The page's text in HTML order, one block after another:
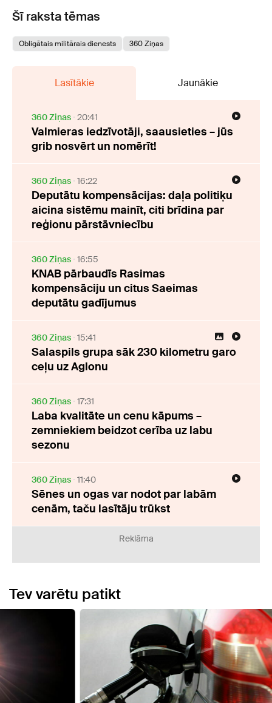
Šī raksta tēmas
Obligātais militārais dienests 360 Ziņas
Lasītākie Jaunākie
360 Ziņas 20:41
Valmieras iedzīvotāji, saausieties – jūs
grib nosvērt un nomērīt!
360 Ziņas 16:22
Deputātu kompensācijas: daļa politiķu
aicina sistēmu mainīt, citi brīdina par
reģionu pārstāvniecību
360 Ziņas 16:55
KNAB pārbaudīs Rasimas
kompensāciju un citus Saeimas
deputātu gadījumus
360 Ziņas 15:41
Salaspils grupa sāk 230 kilometru garo
ceļu uz Aglonu
360 Ziņas 17:31
Laba kvalitāte un cenu kāpums –
zemniekiem beidzot cerība uz labu
sezonu
360 Ziņas 11:40
Sēnes un ogas var nodot par labām
cenām, taču lasītāju trūkst
Reklāma
Tev varētu patikt